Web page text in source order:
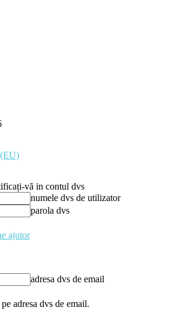
vă in contul dvs
numele dvs de utilizator
parola dvs
ajutor
adresa dvs de email
adresa dvs de email.